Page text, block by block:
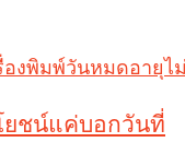
ยชน์แค่บอกวันที่